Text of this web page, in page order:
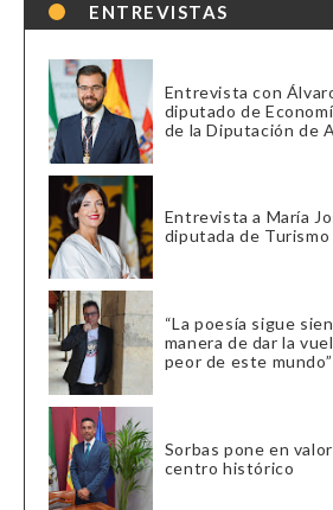
ENTREVISTAS
Entrevista con
diputado de
de la Diputación de
Entrevista a María
diputada de Turismo
“La poesía sigue
manera de dar la
peor de este mundo”
Sorbas pone en
centro histórico